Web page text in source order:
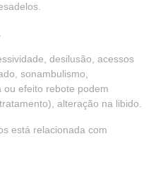
desilusão, acessos
sonambulismo,
efeito rebote podem
alteração na libido.
está relacionada com